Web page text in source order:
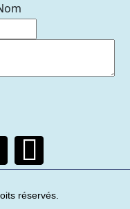
réservés.